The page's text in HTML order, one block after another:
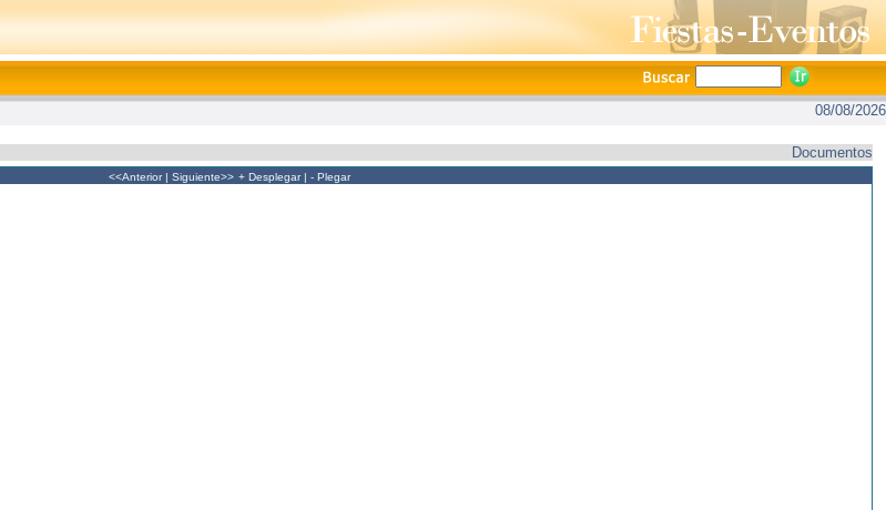
08/08/2026
Documentos
<<Anterior| Siguiente>> + Desplegar| - Plegar